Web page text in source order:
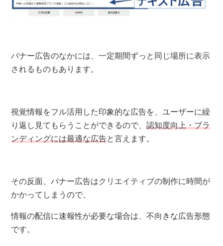
バナー広告のなかには、一定期間ずっと同じ場所に表示
されるものもあります。
視覚情報をフル活用した印象的な広告を、ユーザーに繰
り返し見てもらうことができるので、認知度向上・ブラ
ンディングには最適な広告と言えます。
その反面、バナー広告はクリエイティブの制作に時間が
かかってしまうので、
情報の配信に速報性が必要な場合は、不向きな広告形態
です。